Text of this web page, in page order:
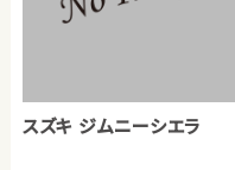
スズキ ジムニーシエラ
268.7（税込）
万円
279.7
40.6（税込）
万円
49.7